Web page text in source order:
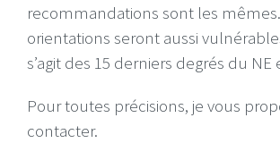
recommandations sont les
orientations seront aussi
s’agit des 15 derniers degrés du NE
Pour toutes précisions, je vous
contacter.